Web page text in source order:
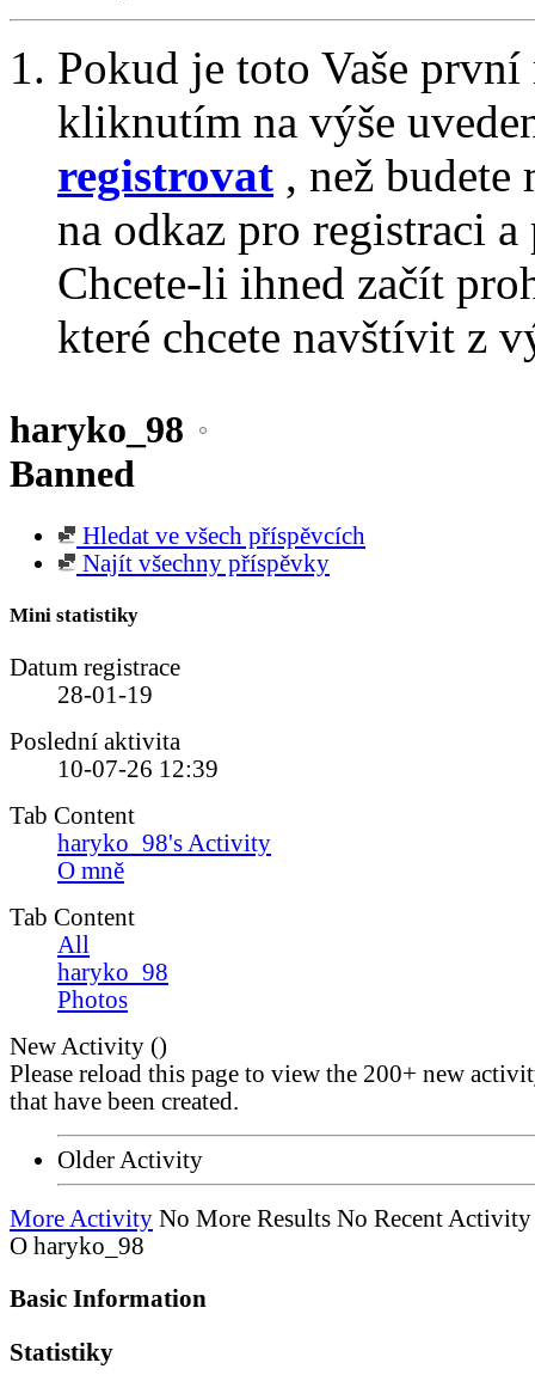
Pokud je toto Vaše
kliknutím na výše
registrovat , než
na odkaz pro registraci
Chcete-li ihned začít
které chcete navštívit z
haryko_98
Banned
Hledat ve všech příspěvcích
Najít všechny příspěvky
Mini statistiky
Datum registrace
28-01-19
Poslední aktivita
10-07-26 12:39
Tab Content
haryko_98's Activity
O mně
Tab Content
All
haryko_98
Photos
New Activity ()
Please reload this page to view the 200+ new
that have been created.
Older Activity
More Activity No More Results No Recent Activity
O haryko_98
Basic Information
Statistiky